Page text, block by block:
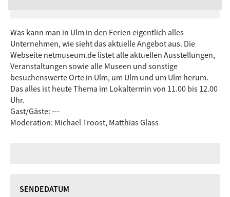
Was kann man in Ulm in den Ferien eigentlich alles
Unternehmen, wie sieht das aktuelle Angebot aus. Die
Webseite netmuseum.de listet alle aktuellen Ausstellungen,
Veranstaltungen sowie alle Museen und sonstige
besuchenswerte Orte in Ulm, um Ulm und um Ulm herum.
Das alles ist heute Thema im Lokaltermin von 11.00 bis 12.00
Uhr.
Gast/Gäste: ---
Moderation: Michael Troost, Matthias Glass
SENDEDATUM